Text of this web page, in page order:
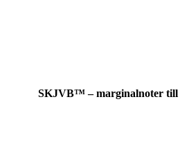
SKJVB™ – marginalnoter till